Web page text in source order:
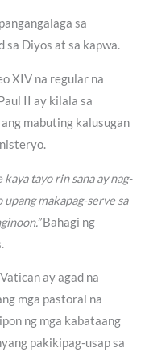
sa
sa Diyos at sa kapwa.
XIV na regular na
II ay kilala sa
mabuting kalusugan
kaya tayo rin sana ay nag-
makapag-serve sa
Bahagi ng
ay agad na
mga pastoral na
ng mga kabataang
pakikipag-usap sa